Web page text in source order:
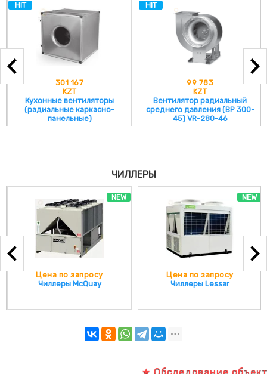
HIT
301 167
KZT
Кухонные вентиляторы
(радиальные каркасно-
панельные)
HIT
99 783
KZT
Вентилятор радиальный
среднего давления (ВР 300-
45) VR-280-46
ЧИЛЛЕРЫ
NEW
Цена по запросу
Чиллеры McQuay
NEW
Цена по запросу
Чиллеры Lessar